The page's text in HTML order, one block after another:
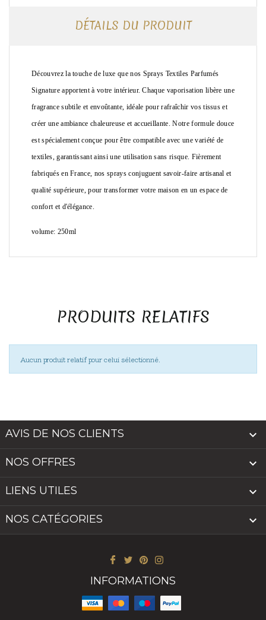
DÉTAILS DU PRODUIT
Découvrez la touche de luxe que nos Sprays Textiles Parfumés
Signature apportent à votre intérieur. Chaque vaporisation libère une
fragrance subtile et envoûtante, idéale pour rafraîchir vos tissus et
créer une ambiance chaleureuse et accueillante. Notre formule douce
est spécialement conçue pour être compatible avec une variété de
textiles, garantissant ainsi une utilisation sans risque. Fièrement
fabriqués en France, nos sprays conjuguent savoir-faire artisanal et
qualité supérieure, pour transformer votre maison en un espace de
confort et d'élégance.
volume: 250ml
PRODUITS RELATIFS
Aucun produit relatif pour celui sélectionné.
AVIS DE NOS CLIENTS 
NOS OFFRES 
LIENS UTILES 
NOS CATÉGORIES 
INFORMATIONS